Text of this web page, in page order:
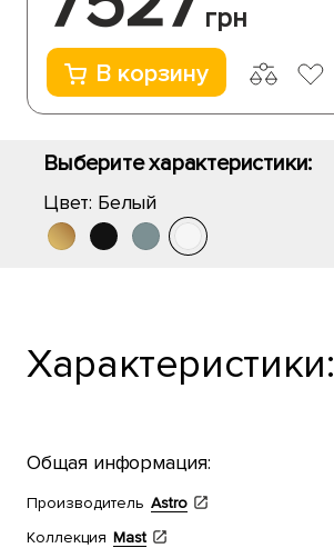
грн
В корзину
Выберите характеристики:
Цвет: Белый
Характеристики:
Общая информация:
Производитель Astro
Коллекция Mast